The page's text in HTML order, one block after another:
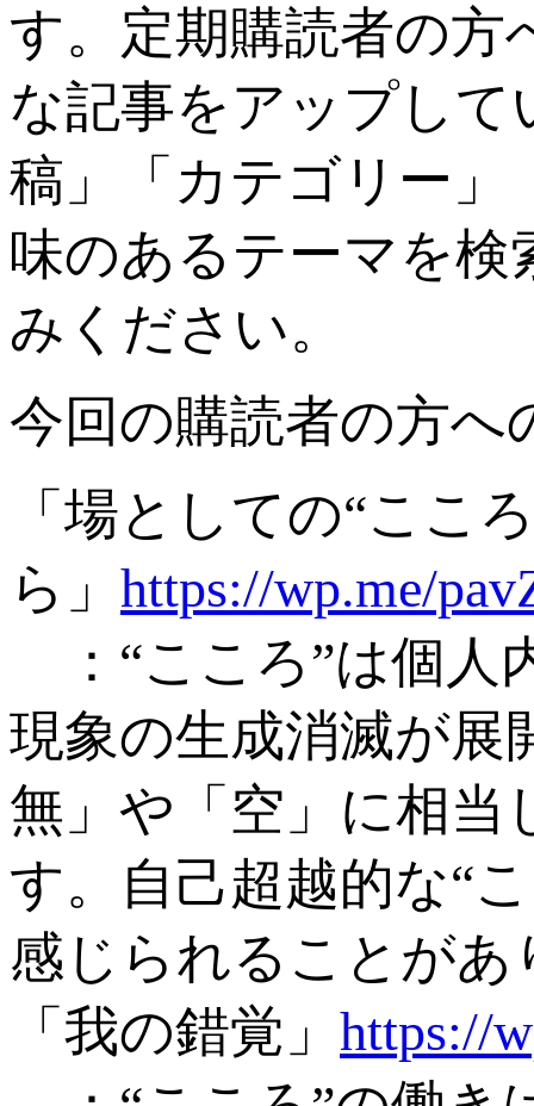
す。定期購読者の方
な記事をアップして
稿」「カテゴリー」
味のあるテーマを
みください。
今回の購読者の方へ
「場としての“ここ
ら」 https://wp.me/
：“こころ”は個人
現象の生成消滅が展
無」や「空」に相当
す。自己超越的な“
感じられることがあ
「我の錯覚」 https://